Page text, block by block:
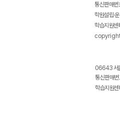
통신판매
학원설립·
학습지원
06643 서
통신판매
학습지원